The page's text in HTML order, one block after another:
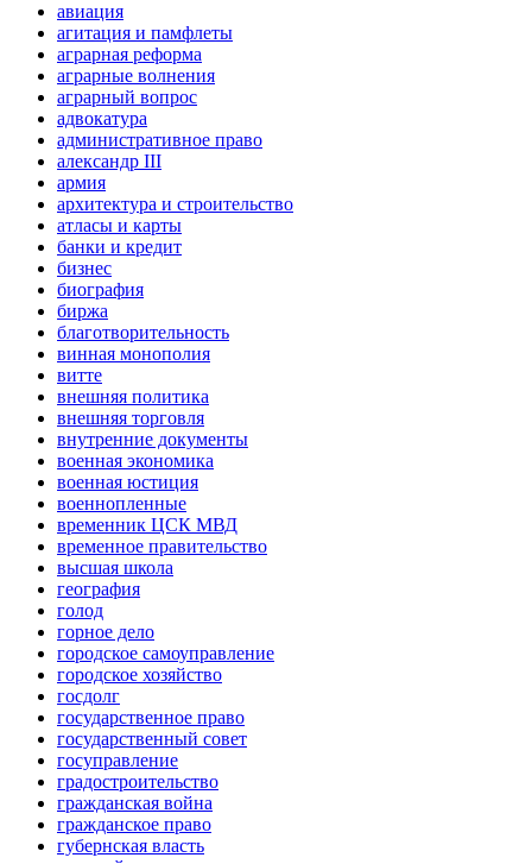
авиация
агитация и памфлеты
аграрная реформа
аграрные волнения
аграрный вопрос
адвокатура
административное право
александр III
армия
архитектура и строительство
атласы и карты
банки и кредит
бизнес
биография
биржа
благотворительность
винная монополия
витте
внешняя политика
внешняя торговля
внутренние документы
военная экономика
военная юстиция
военнопленные
временник ЦСК МВД
временное правительство
высшая школа
география
голод
горное дело
городское самоуправление
городское хозяйство
госдолг
государственное право
государственный совет
госуправление
градостроительство
гражданская война
гражданское право
губернская власть